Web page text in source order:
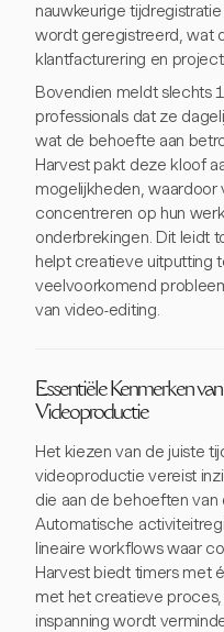
nauwkeurige
wordt geregistreerd, wat
klantfacturering en
Bovendien meldt slechts
professionals dat ze
wat de behoefte aan
Harvest pakt deze kloof
mogelijkheden, waardoor
concentreren op hun
onderbrekingen. Dit leidt
helpt creatieve uitputting
veelvoorkomend
van video-editing.
Essentiële Kenmerken
Videoproductie
Het kiezen van de juiste
videoproductie vereist
die aan de behoeften van
Automatische
lineaire workflows waar
Harvest biedt timers met
met het creatieve
inspanning wordt